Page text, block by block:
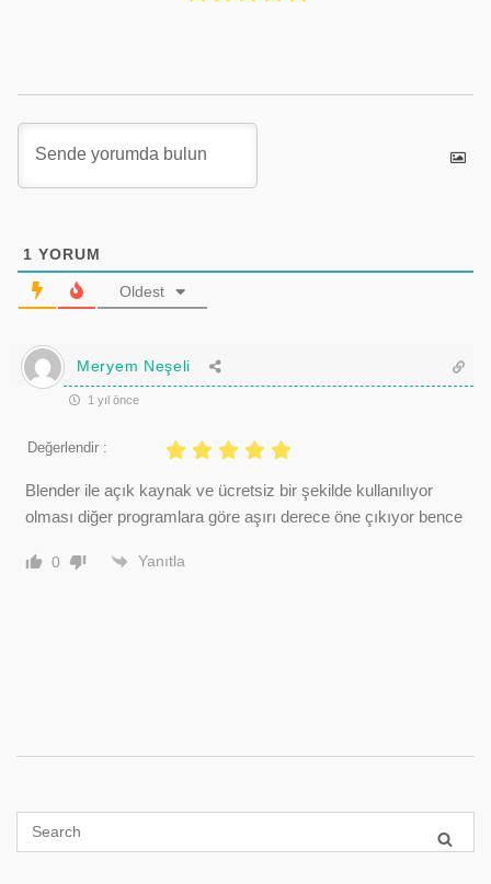
1 YORUM
Oldest
Meryem Neşeli
1 yıl önce
Değerlendir :
Blender ile açık kaynak ve ücretsiz bir şekilde kullanılıyor
olması diğer programlara göre aşırı derece öne çıkıyor bence
0 Yanıtla